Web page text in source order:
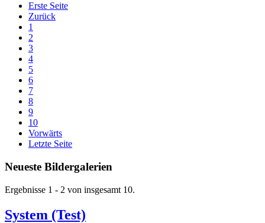
Erste Seite
Zurück
1
2
3
4
5
6
7
8
9
10
Vorwärts
Letzte Seite
Neueste Bildergalerien
Ergebnisse 1 - 2 von insgesamt 10.
System (Test)